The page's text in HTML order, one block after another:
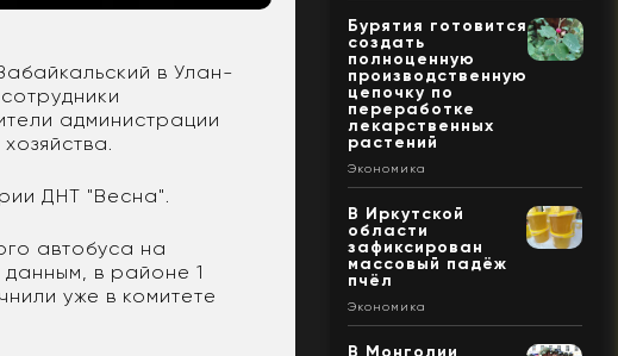
в Улан-
администрации
ДНТ "Весна".
автобуса на
в районе 1
уже в комитете
Бурятия готовится
создать
полноценную
производственную
цепочку по
переработке
лекарственных
растений
Экономика
В Иркутской
области
зафиксирован
массовый падёж
пчёл
Экономика